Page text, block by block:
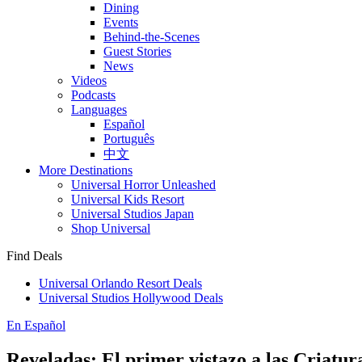
Dining
Events
Behind-the-Scenes
Guest Stories
News
Videos
Podcasts
Languages
Español
Português
中文
More Destinations
Universal Horror Unleashed
Universal Kids Resort
Universal Studios Japan
Shop Universal
Find Deals
Universal Orlando Resort Deals
Universal Studios Hollywood Deals
En Español